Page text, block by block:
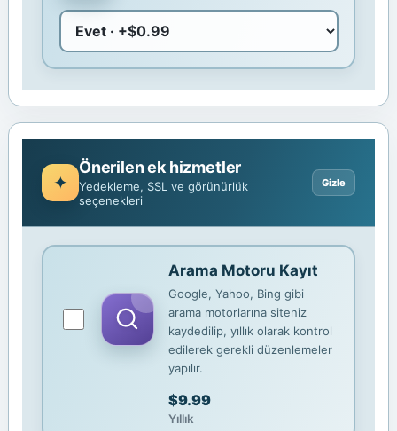
Önerilen ek hizmetler
Yedekleme, SSL ve görünürlük
seçenekleri
Arama Motoru Kayıt
Google, Yahoo, Bing gibi
arama motorlarına siteniz
kaydedilip, yıllık olarak kontrol
edilerek gerekli düzenlemeler
yapılır.
$9.99
Yıllık